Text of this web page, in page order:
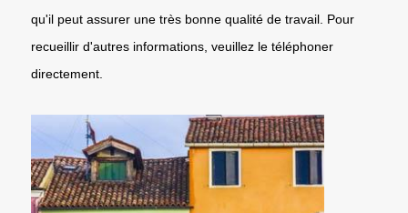
qu'il peut assurer une très bonne qualité de travail. Pour
recueillir d'autres informations, veuillez le téléphoner
directement.